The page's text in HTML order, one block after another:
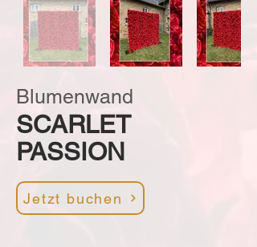
Blumenwand
SCARLET
PASSION
Jetzt buchen